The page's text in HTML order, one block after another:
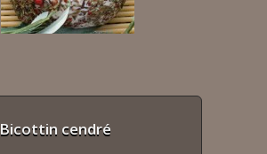
Bicottin cendré